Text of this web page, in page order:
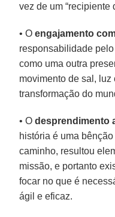
vez de um “recipiente
• O engajamento
responsabilidade
como uma outra
movimento de sal, luz
transformação do
• Odesprendimento
história é uma
caminho, resultou
missão, e portanto
focar no que é
ágil e eficaz.